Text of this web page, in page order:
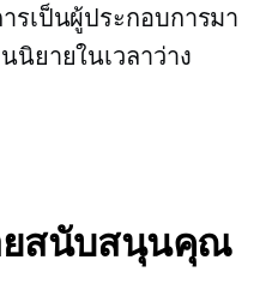
รเป็นผู้ประกอบการมา
นิยายในเวลาว่าง
ยสนับสนุนคุณ